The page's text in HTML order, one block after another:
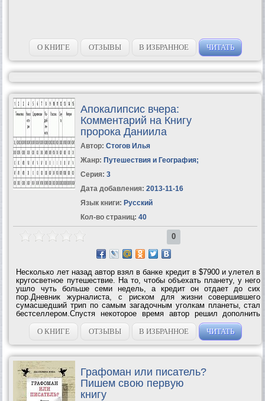
О КНИГЕ ОТЗЫВЫ В ИЗБРАННОЕ ЧИТАТЬ
Апокалипсис вчера:
Комментарий на Книгу
пророка Даниила
Автор: Стогов Илья
Жанр: Путешествия и География;
Серия: 3
Дата добавления: 2013-11-16
Язык книги: Русский
Кол-во страниц: 40
0
Несколько лет назад автор взял в банке кредит в $7900 и улетел в
кругосветное путешествие. На то, чтобы объехать планету, у него
ушло чуть больше семи недель, а кредит он отдает до сих
пор.Дневник журналиста, с риском для жизни совершившего
сумасшедший трип по самым загадочным уголкам планеты, стал
бестселлером.Спустя некоторое время автор решил дополнить
свой дневник кругосветного путешествия новыми страницами. Так
появилась эта...
О КНИГЕ ОТЗЫВЫ В ИЗБРАННОЕ ЧИТАТЬ
Графоман или писатель?
Пишем свою первую
книгу